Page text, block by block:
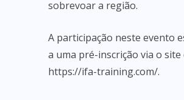
sobrevoar a região.
A participação neste evento
a uma pré-inscrição via o site
https://ifa-training.com/.